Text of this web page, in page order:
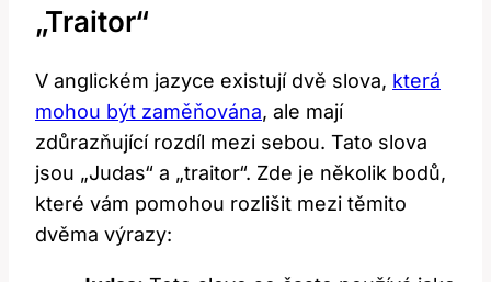
„traitor“
V anglickém jazyce existují dvě slova, která
mohou být zaměňována, ale mají
zdůrazňující rozdíl mezi sebou. Tato slova
jsou „Judas“ a „traitor“. Zde je několik bodů,
které vám pomohou rozlišit mezi těmito
dvěma výrazy: